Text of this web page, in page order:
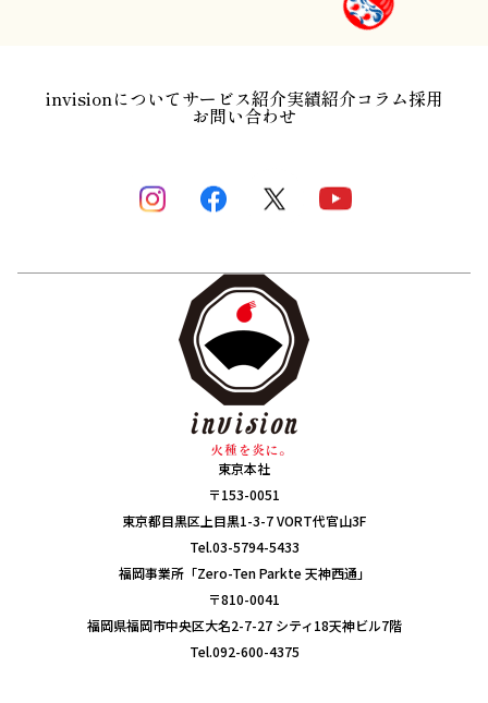
invisionについてサービス紹介実績紹介コラム採用
お問い合わせ
東京本社
〒153-0051
東京都目黒区上目黒1-3-7 VORT代官山3F
Tel.03-5794-5433
福岡事業所「Zero-Ten Parkte 天神西通」
〒810-0041
福岡県福岡市中央区大名2-7-27 シティ18天神ビル7階
Tel.092-600-4375